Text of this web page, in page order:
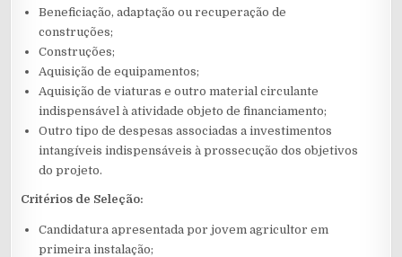
Beneficiação, adaptação ou recuperação de
construções;
Construções;
Aquisição de equipamentos;
Aquisição de viaturas e outro material circulante
indispensável à atividade objeto de financiamento;
Outro tipo de despesas associadas a investimentos
intangíveis indispensáveis à prossecução dos objetivos
do projeto.
Critérios de Seleção:
Candidatura apresentada por jovem agricultor em
primeira instalação;